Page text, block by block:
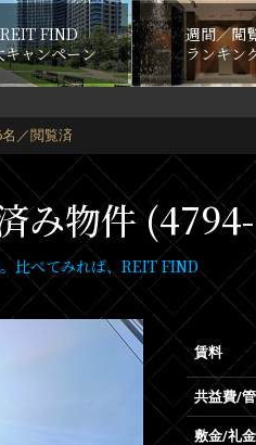
REIT FIND
キャンペーン
週間／閲
ランキン
名／閲覧済
み物件
比べてみれば、REIT FIND
賃料
共益費/
敷金/礼金